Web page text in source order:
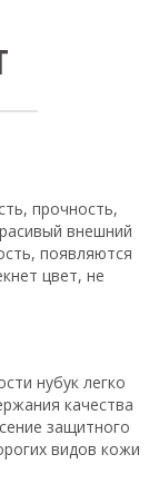
прочность,
внешний
появляются
цвет, не
нубук легко
качества
защитного
видов кожи